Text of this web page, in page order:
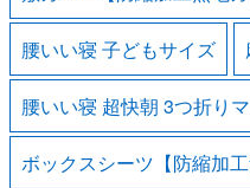
腰いい寝 子どもサイズ
腰いい寝 超快朝 3つ折り
ボックスシーツ【防縮加工